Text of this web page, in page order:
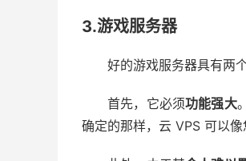
3.游戏服务器
好的游戏服务器具有两
首先，它必须功能强大
确定的那样，云 VPS 可以像